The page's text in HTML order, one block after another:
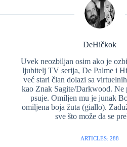
DeHičkok
Uvek neozbiljan osim ako je
ljubitelj TV serija, De Palme i
već stari član dolazi sa
kao Znak Sagite/Darkwood. Ne
psuje. Omiljen mu je junak
omiljena boja žuta (giallo).
sve što može da se
ARTICLES: 288